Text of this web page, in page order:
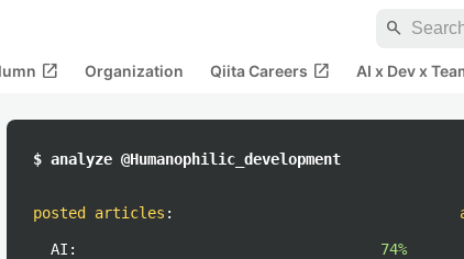
search
open_in_new Organization Qiita Careers open_in_new AI x Dev x
$ analyze @Humanophilic_development
posted articles :
AI:
74%